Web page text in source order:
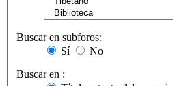
Buscar en subforos:
Sí
No
Buscar en :